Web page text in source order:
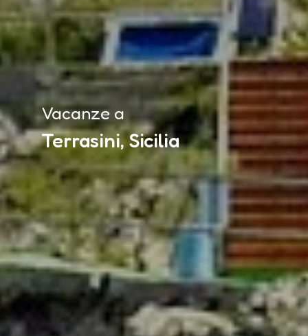
Vacanze a
Terrasini, Sicilia